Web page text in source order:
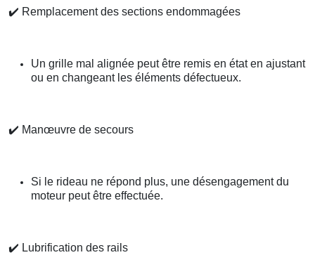
✔️ Remplacement des sections endommagées
Un grille mal alignée peut être remis en état en ajustant
ou en changeant les éléments défectueux.
✔️ Manœuvre de secours
Si le rideau ne répond plus, une désengagement du
moteur peut être effectuée.
✔️ Lubrification des rails